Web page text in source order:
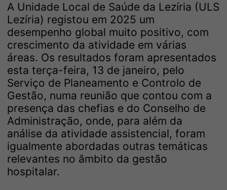
A Unidade Local de Saúde da Lezíria (ULS
Lezíria) registou em 2025 um
desempenho global muito positivo, com
crescimento da atividade em várias
áreas. Os resultados foram apresentados
esta terça-feira, 13 de janeiro, pelo
Serviço de Planeamento e Controlo de
Gestão, numa reunião que contou com a
presença das chefias e do Conselho de
Administração, onde, para além da
análise da atividade assistencial, foram
igualmente abordadas outras temáticas
relevantes no âmbito da gestão
hospitalar.